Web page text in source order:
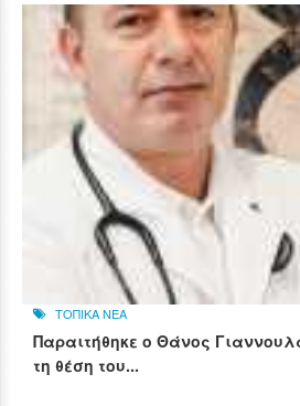
ΤΟΠΙΚΑ ΝΕΑ
Παραιτήθηκε ο Θάνος
τη θέση του...